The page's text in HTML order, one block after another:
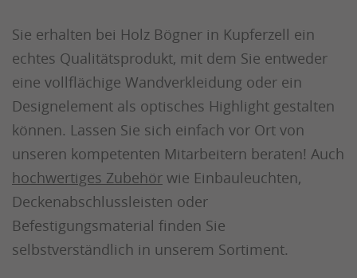
Sie erhalten bei Holz Bögner in Kupferzell ein
echtes Qualitätsprodukt, mit dem Sie entweder
eine vollflächige Wandverkleidung oder ein
Designelement als optisches Highlight gestalten
können. Lassen Sie sich einfach vor Ort von
unseren kompetenten Mitarbeitern beraten! Auch
hochwertiges Zubehör wie Einbauleuchten,
Deckenabschlussleisten oder
Befestigungsmaterial finden Sie
selbstverständlich in unserem Sortiment.